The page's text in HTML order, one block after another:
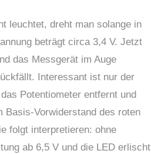
leuchtet, dreht man solange in
beträgt circa 3,4 V. Jetzt
das Messgerät im Auge
Interessant ist nur der
Potentiometer entfernt und
Basis-Vorwiderstand des roten
folgt interpretieren: ohne
ab 6,5 V und die LED erlischt